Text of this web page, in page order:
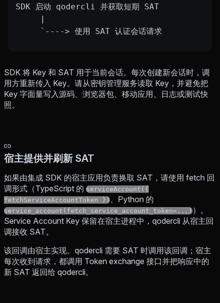
SDK 启动 qodercli 并获取短期 SAT
     `----> 使用 SAT 认证会话请求
SDK 将 Key 和 SAT 用于当前会话。每次创建新会话时，调
用方重新传入 Key。请从密钥管理服务读取 Key，并避免把
Key 字面量写入源码、浏览器包、移动应用、日志或测试快
照。
宿主提供并刷新 SAT
如果由集成 SDK 的宿主应用负责换取 SAT，请使用 fetch 回
调形式（TypeScript 的 serviceAccount({
fetchServiceAccountToken })、Python 的
service_account(fetch_service_account_token=...)）。
Service Account Key 保留在宿主进程中，qodercli 从宿主回
调接收 SAT。
该回调由宿主实现。qodercli 需要 SAT 时调用该回调；宿主
每次收到请求，都调用 Token exchange 接口并把响应中的
新 SAT 返回给 qodercli。